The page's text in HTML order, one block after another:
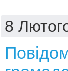
8